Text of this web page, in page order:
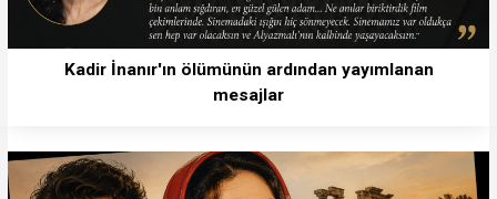
Kadir İnanır'ın ölümünün ardından yayımlanan
mesajlar